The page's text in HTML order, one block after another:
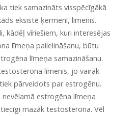
tiek samazināts visspēcīgākā
eksistē ķermenī, līmenis.
kādēļ vīriešiem, kuri interesējas
līmeņa palielināšanu, būtu
līmeņa samazināšanu.
līmenis, jo vairāk
pārveidots par estrogēnu.
estrogēna līmeņa
mazāk testosterona. Vēl